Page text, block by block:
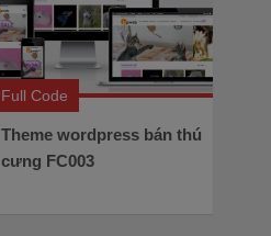
Full Code
Theme wordpress bán thú
cưng FC003